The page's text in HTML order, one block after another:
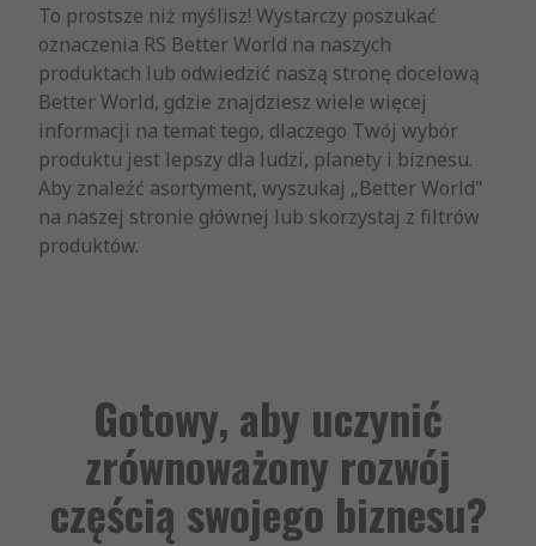
To prostsze niż myślisz! Wystarczy poszukać
oznaczenia RS Better World na naszych
produktach lub odwiedzić naszą stronę docelową
Better World, gdzie znajdziesz wiele więcej
informacji na temat tego, dlaczego Twój wybór
produktu jest lepszy dla ludzi, planety i biznesu.
Aby znaleźć asortyment, wyszukaj „Better World"
na naszej stronie głównej lub skorzystaj z filtrów
produktów.
Gotowy, aby uczynić
zrównoważony rozwój
częścią swojego biznesu?